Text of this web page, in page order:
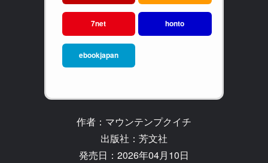
7net honto
ebookjapan
作者：マウンテンプクイチ
出版社：芳文社
発売日：2026年04月10日